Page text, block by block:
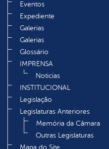
Eventos
Expediente
Galerias
Galerias
Glossário
IMPRENSA
Noticias
INSTITUCIONAL
Legislação
Legislaturas Anteriores
Memória da Câmara
Outras Legislaturas
Mapa do Site